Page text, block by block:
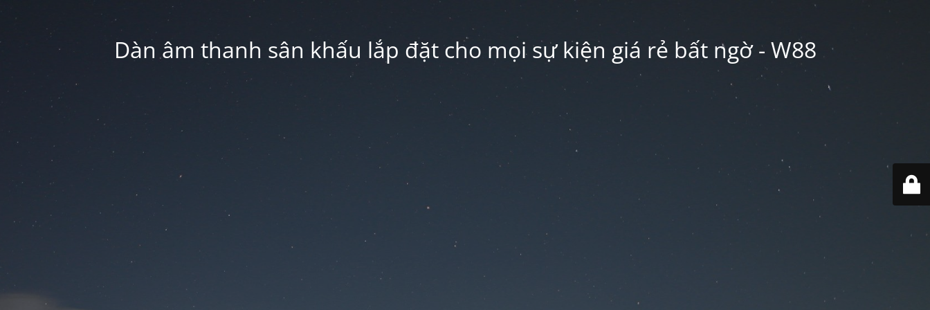
Dàn âm thanh sân khấu lắp đặt cho mọi sự kiện giá rẻ bất ngờ - W88